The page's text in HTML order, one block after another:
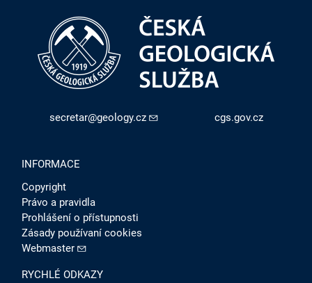
secretar@geology.cz cgs.gov.cz
INFORMACE
Copyright
Právo a pravidla
Prohlášení o přístupnosti
Zásady používaní cookies
Webmaster
RYCHLÉ ODKAZY